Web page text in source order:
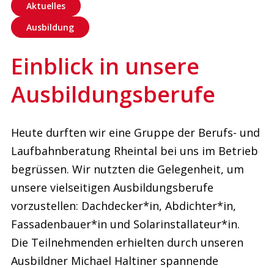
Aktuelles
Ausbildung
Einblick in unsere
Ausbildungsberufe
Heute durften wir eine Gruppe der Berufs- und
Laufbahnberatung Rheintal bei uns im Betrieb
begrüssen. Wir nutzten die Gelegenheit, um
unsere vielseitigen Ausbildungsberufe
vorzustellen: Dachdecker*in, Abdichter*in,
Fassadenbauer*in und Solarinstallateur*in.
Die Teilnehmenden erhielten durch unseren
Ausbildner Michael Haltiner spannende